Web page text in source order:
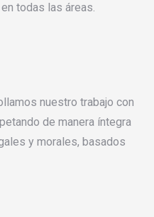
todas las áreas.
nuestro trabajo con
de manera íntegra
y morales, basados